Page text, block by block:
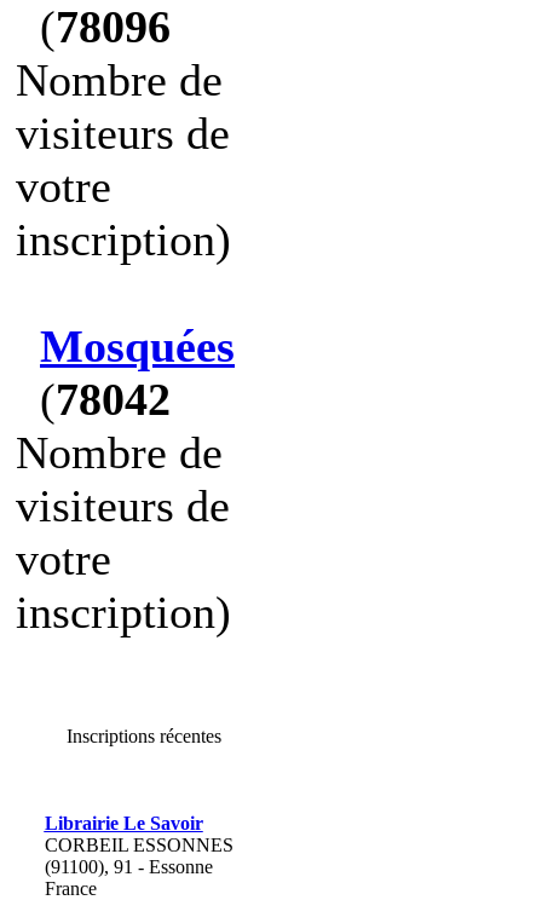
(78096
Nombre de
visiteurs de
votre
inscription)
Mosquées
(78042
Nombre de
visiteurs de
votre
inscription)
Inscriptions récentes
Librairie Le Savoir
CORBEIL ESSONNES
(91100), 91 - Essonne
France